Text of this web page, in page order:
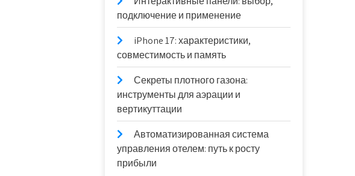
подключение и применение
iPhone 17: характеристики,
совместимость и память
Секреты плотного газона:
инструменты для аэрации и
вертикуттации
Автоматизированная система
управления отелем: путь к росту
прибыли